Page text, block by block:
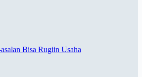
Bisa Rugiin Usaha